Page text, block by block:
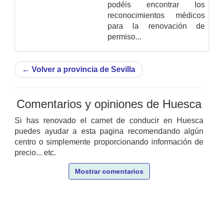
podéis encontrar los
reconocimientos médicos
para la renovación de
permiso...
← Volver a provincia de Sevilla
Comentarios y opiniones de Huesca
Si has renovado el carnet de conducir en Huesca
puedes ayudar a esta pagina recomendando algún
centro o simplemente proporcionando información de
precio... etc.
Mostrar comentarios